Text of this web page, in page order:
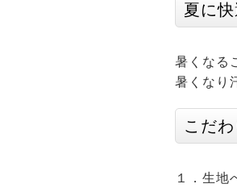
夏に
暑くなる
暑くなり
こだ
１．生地